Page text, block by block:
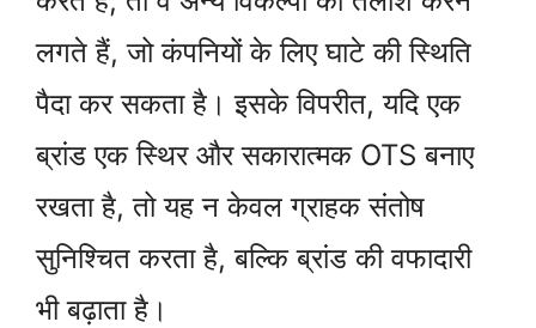
लगते हैं, जो कंपनियों के लिए घाटे की स्थिति
पैदा कर सकता है। इसके विपरीत, यदि एक
ब्रांड एक स्थिर और सकारात्मक OTS बनाए
रखता है, तो यह न केवल ग्राहक संतोष
सुनिश्चित करता है, बल्कि ब्रांड की वफादारी
भी बढ़ाता है।